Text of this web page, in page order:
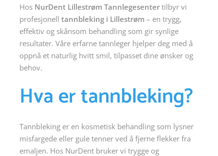
Hos NurDent Lillestrøm Tannlegesenter tilbyr vi
profesjonelltannbleking i Lillestrøm – en trygg,
effektiv og skånsom behandling som gir synlige
resultater. Våre erfarne tannleger hjelper deg med å
oppnå et naturlig hvitt smil, tilpasset dine ønsker og
behov.
Hva er tannbleking?
Tannbleking er en kosmetisk behandling som lysner
misfargede eller gule tenner ved å fjerne flekker fra
emaljen. Hos NurDent bruker vi trygge og